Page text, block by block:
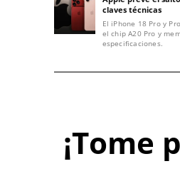
claves técnicas
El iPhone 18 Pro y
el chip A20 Pro y
especificaciones.
¡Tome